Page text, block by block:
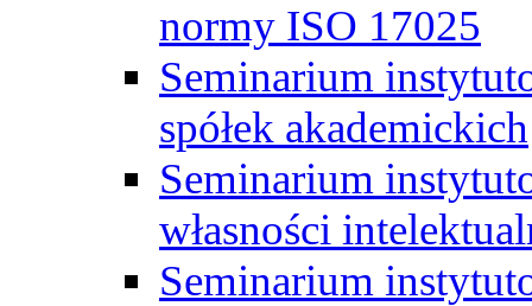
normy ISO 17025
Seminarium
spółek akademickich
Seminarium
własności
Seminarium